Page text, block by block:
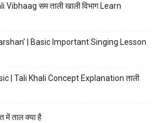
सम ताली खाली विभाग Learn
| Basic Important Singing Lesson
| Tali Khali Concept Explanation ताली
ताल क्या है